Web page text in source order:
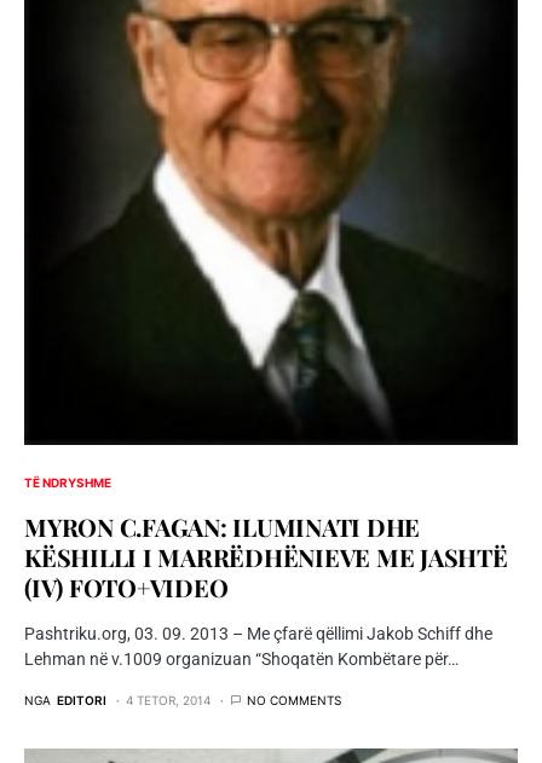
TË NDRYSHME
MYRON C.FAGAN: ILUMINATI DHE
KËSHILLI I MARRËDHËNIEVE ME JASHTË
(IV) FOTO+VIDEO
Pashtriku.org, 03. 09. 2013 – Me çfarë qëllimi Jakob Schiff dhe
Lehman në v.1009 organizuan “Shoqatën Kombëtare për…
NGA EDITORI 4 TETOR, 2014 NO COMMENTS